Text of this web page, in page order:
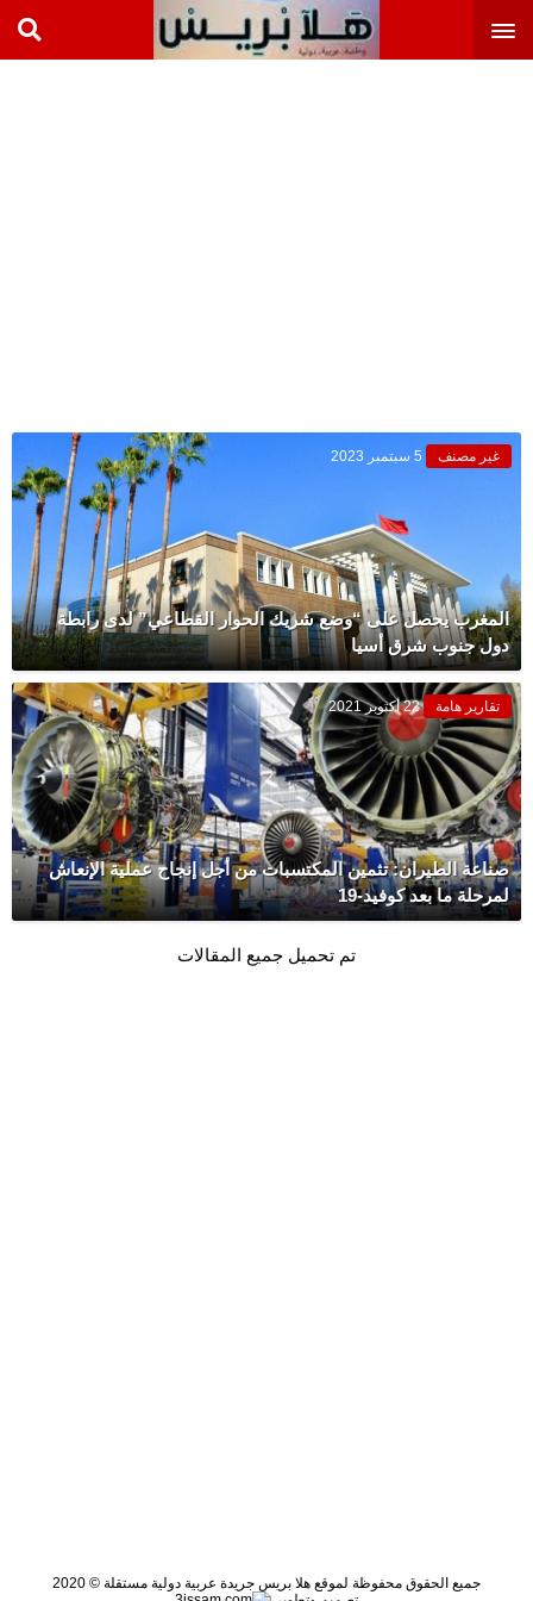
غير مصنف 5 سبتمبر 2023
المغرب يحصل على “وضع شريك الحوار القطاعي” لدى رابطة
دول جنوب شرق أسيا
تقارير هامة 22 أكتوبر 2021
صناعة الطيران: تثمين المكتسبات من أجل إنجاح عملية الإنعاش
لمرحلة ما بعد كوفيد-19
تم تحميل جميع المقالات
جميع الحقوق محفوظة لموقع هلا بريس جريدة عربية دولية مستقلة © 2020